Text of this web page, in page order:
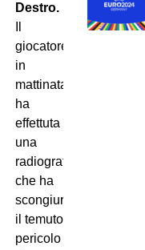
Destro.
giocatore
in
mattinata
ha
effettuta
una
radiografia
che ha
scongiurato
il temuto
pericolo